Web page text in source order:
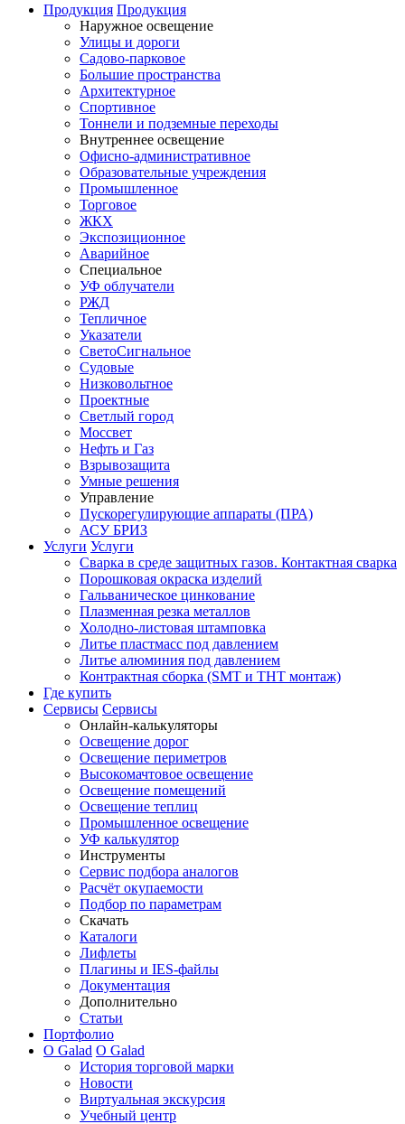
Продукция Продукция
Наружное освещение
Улицы и дороги
Садово-парковое
Большие пространства
Архитектурное
Спортивное
Тоннели и подземные переходы
Внутреннее освещение
Офисно-административное
Образовательные учреждения
Промышленное
Торговое
ЖКХ
Экспозиционное
Аварийное
Специальное
УФ облучатели
РЖД
Тепличное
Указатели
СветоСигнальное
Судовые
Низковольтное
Проектные
Светлый город
Моссвет
Нефть и Газ
Взрывозащита
Умные решения
Управление
Пускорегулирующие аппараты (ПРА)
АСУ БРИЗ
Услуги Услуги
Сварка в среде защитных газов. Контактная сварка
Порошковая окраска изделий
Гальваническое цинкование
Плазменная резка металлов
Холодно-листовая штамповка
Литье пластмасс под давлением
Литье алюминия под давлением
Контрактная сборка (SMT и THT монтаж)
Где купить
Сервисы Сервисы
Онлайн-калькуляторы
Освещение дорог
Освещение периметров
Высокомачтовое освещение
Освещение помещений
Освещение теплиц
Промышленное освещение
УФ калькулятор
Инструменты
Сервис подбора аналогов
Расчёт окупаемости
Подбор по параметрам
Скачать
Каталоги
Лифлеты
Плагины и IES-файлы
Документация
Дополнительно
Статьи
Портфолио
О Galad О Galad
История торговой марки
Новости
Виртуальная экскурсия
Учебный центр